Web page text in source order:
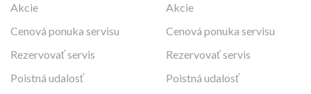
Akcie
Cenová ponuka servisu
Rezervovať servis
Poistná udalosť
Akcie
Cenová ponuka servisu
Rezervovať servis
Poistná udalosť